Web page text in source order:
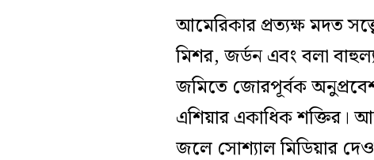
আমেরিকার প্রত্যক্ষ মদত
মিশর, জর্ডন এবং বলা
জমিতে জোরপূর্বক
এশিয়ার একাধিক শক্তির।
জলে সোশ্যাল মিডিয়ার